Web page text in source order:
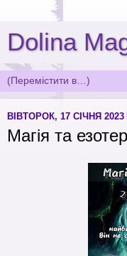
Dolina
ВІВТОРОК, 17 СІЧНЯ 2023
Магія та